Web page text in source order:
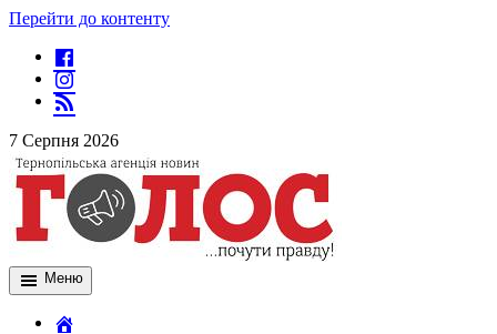
Перейти до контенту
7 Серпня 2026
Меню